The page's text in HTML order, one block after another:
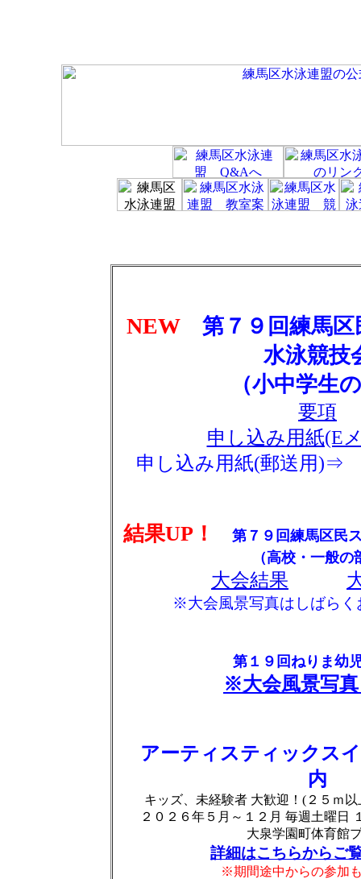
NEW
第７９回練馬
水泳競技
（小中学生
要項
申し込み用紙(E
申し込み用紙(郵送用
結果UP！
第７９回練馬区民
（高校・一般の
大会結果
※大会風景写真はしばらく
第１９回ねりま幼
※大会風景写
アーティスティックス
内
キッズ、未経験者 大歓迎！(２５ｍ
２０２６年５月～１２月 毎週土曜日
大泉学園町体育館
詳細はこちらからご
※期間途中からの参加